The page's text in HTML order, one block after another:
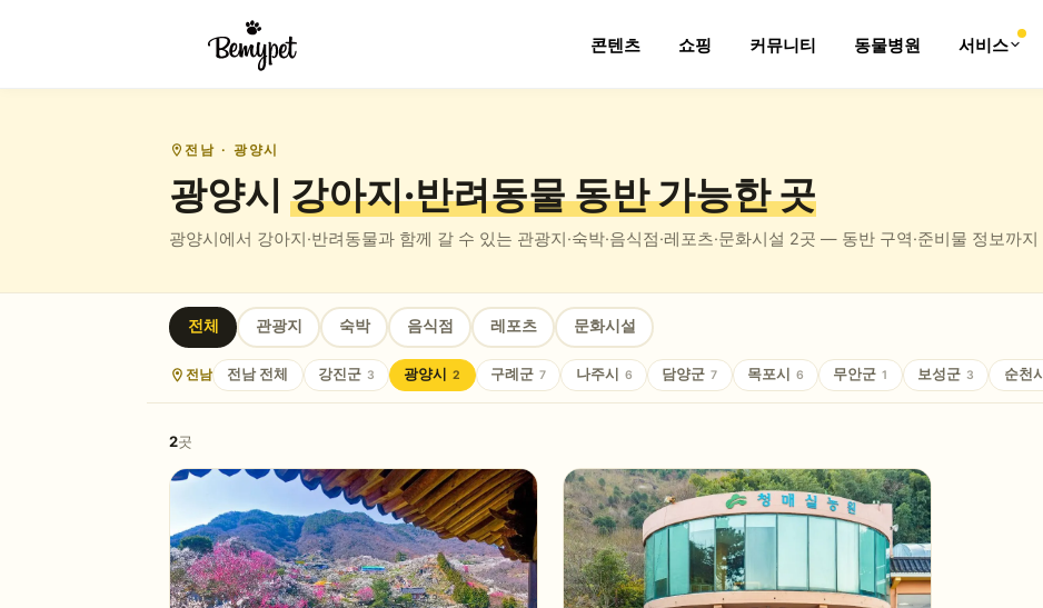
콘텐츠 쇼핑 커뮤니티 동물병원 서비스
전남 · 광양시
광양시 강아지·반려동물 동반가능한 곳
광양시에서 강아지·반려동물과 함께 갈 수 있는 관광지·숙박·음식점·레포츠·문화시설 2곳 — 동반 구역·준비물 정보까지
전체 관광지 숙박 음식점 레포츠 문화시설
전남 전남전체 강진군 3 광양시 2 구례군 7 나주시 6 담양군 7 목포시 6 무안군 1 보성군 3 순천시
2곳